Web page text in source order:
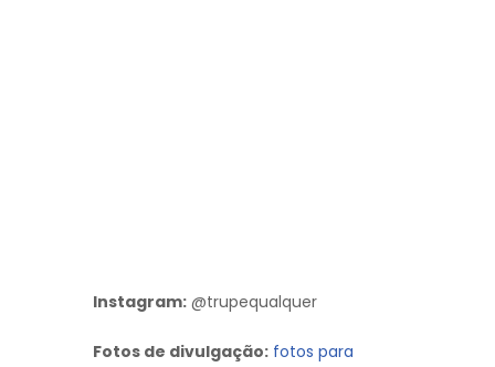
Instagram: @trupequalquer
Fotos de divulgação: fotos para